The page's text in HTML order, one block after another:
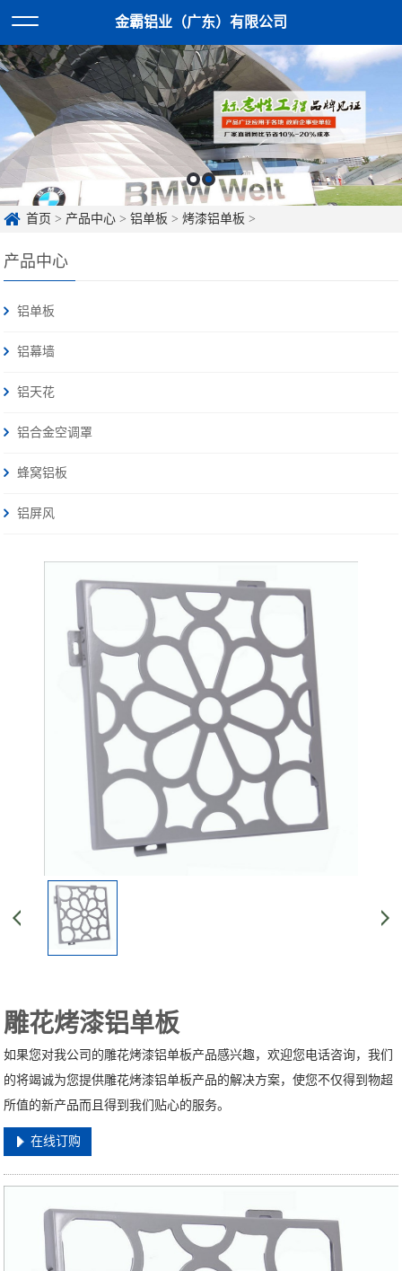
金霸铝业（广东）有限公司
首页 > 产品中心 >铝单板 >烤漆铝单板 >
产品中心
铝单板
铝幕墙
铝天花
铝合金空调罩
蜂窝铝板
铝屏风
雕花烤漆铝单板
如果您对我公司的雕花烤漆铝单板产品感兴趣，欢迎您电话咨询，我们
的将竭诚为您提供雕花烤漆铝单板产品的解决方案，使您不仅得到物超
所值的新产品而且得到我们贴心的服务。
在线订购